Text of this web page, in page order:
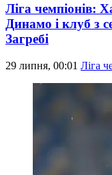
Ліга чемпіонів:
Динамо і клуб з
Загребі
29 липня, 00:01 Ліга